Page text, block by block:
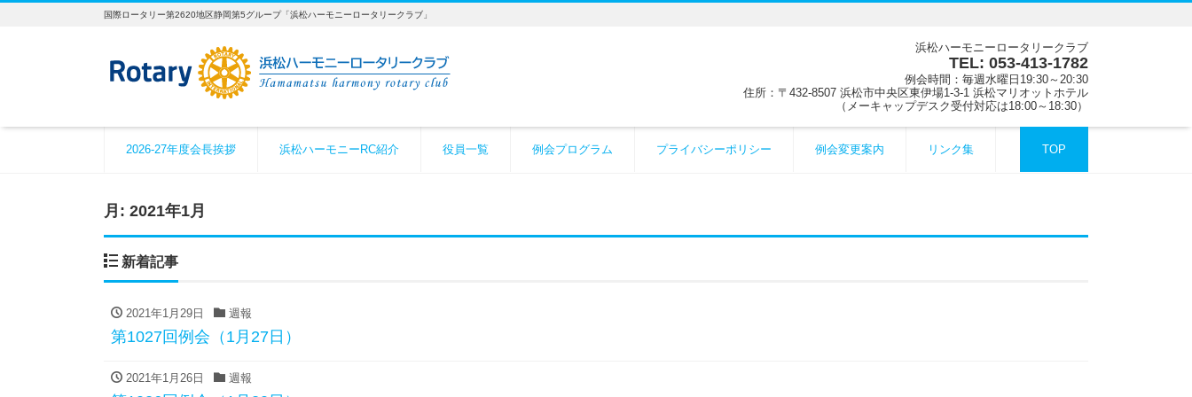
国際ロータリー第2620地区静岡第5グループ「浜松ハーモニーロータリークラブ」
浜松ハーモニーロータリークラブ
TEL: 053-413-1782
例会時間：毎週水曜日19:30～20:30
住所：〒432-8507 浜松市中央区東伊場1-3-1 浜松マリオットホテル
（メーキャップデスク受付対応は18:00～18:30）
2026-27年度会長挨拶 浜松ハーモニーRC紹介 役員一覧 例会プログラム プライバシーポリシー 例会変更案内 リンク集 TOP
月: 2021年1月
新着記事
2021年1月29日 週報
第1027回例会（1月27日）
2021年1月26日 週報